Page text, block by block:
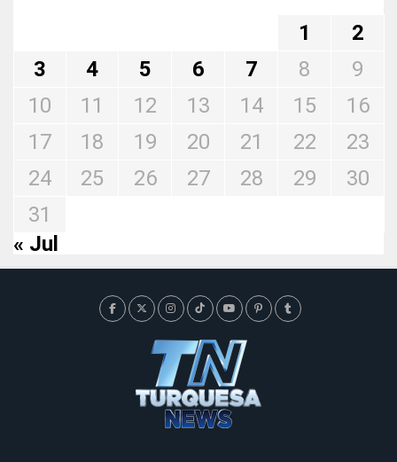
1
2
3
4 5 6 7 8
9
10
11 12 13 14 15
16
17
18 19 20 21 22
23
24
25 26 27 28 29
30
31
« Jul